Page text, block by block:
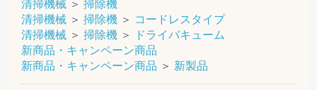
清掃機械 ＞ 掃除機
清掃機械 ＞ 掃除機 ＞ コードレスタイプ
清掃機械 ＞ 掃除機 ＞
ドライバキューム
新商品・キャンペーン商品
新商品・キャンペーン商品 ＞ 新製品